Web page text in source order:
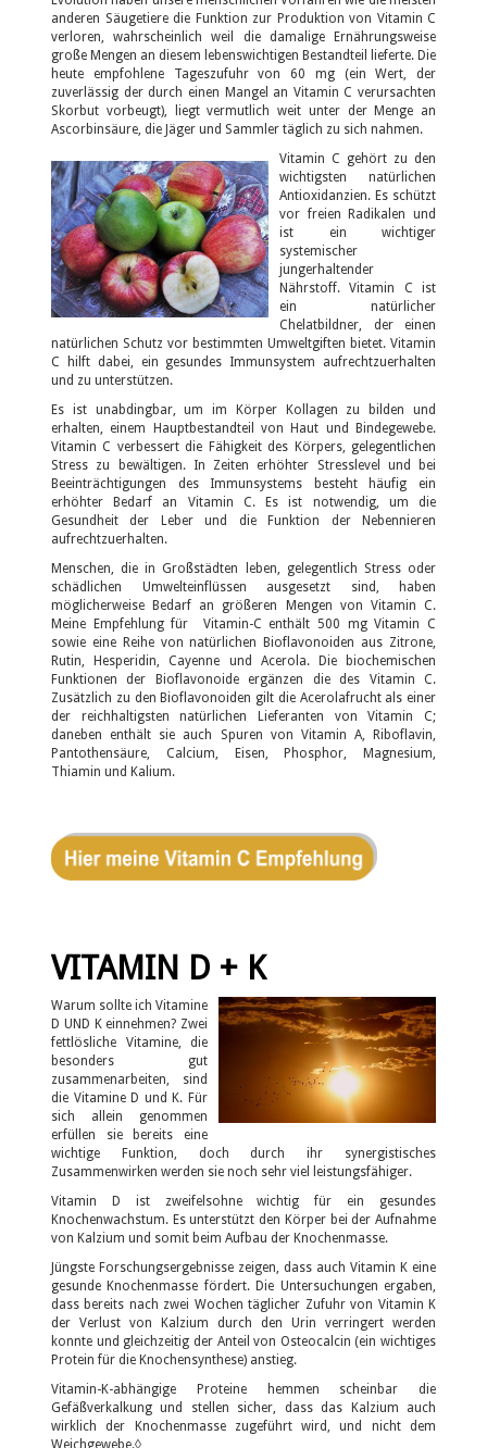
anderen Säugetiere die Funktion zur Produktion von Vitamin C
verloren, wahrscheinlich weil die damalige Ernährungsweise
große Mengen an diesem lebenswichtigen Bestandteil lieferte. Die
heute empfohlene Tageszufuhr von 60 mg (ein Wert, der
zuverlässig der durch einen Mangel an Vitamin C verursachten
Skorbut vorbeugt), liegt vermutlich weit unter der Menge an
Ascorbinsäure, die Jäger und Sammler täglich zu sich nahmen.
Vitamin C gehört zu den
wichtigsten natürlichen
Antioxidanzien. Es schützt
vor freien Radikalen und
ist ein wichtiger
systemischer
jungerhaltender
Nährstoff. Vitamin C ist
ein natürlicher
Chelatbildner, der einen
natürlichen Schutz vor bestimmten Umweltgiften bietet. Vitamin
C hilft dabei, ein gesundes Immunsystem aufrechtzuerhalten
und zu unterstützen.
Es ist unabdingbar, um im Körper Kollagen zu bilden und
erhalten, einem Hauptbestandteil von Haut und Bindegewebe.
Vitamin C verbessert die Fähigkeit des Körpers, gelegentlichen
Stress zu bewältigen. In Zeiten erhöhter Stresslevel und bei
Beeinträchtigungen des Immunsystems besteht häufig ein
erhöhter Bedarf an Vitamin C. Es ist notwendig, um die
Gesundheit der Leber und die Funktion der Nebennieren
aufrechtzuerhalten.
Menschen, die in Großstädten leben, gelegentlich Stress oder
schädlichen Umwelteinflüssen ausgesetzt sind, haben
möglicherweise Bedarf an größeren Mengen von Vitamin C.
Meine Empfehlung für Vitamin-C enthält 500 mg Vitamin C
sowie eine Reihe von natürlichen Bioflavonoiden aus Zitrone,
Rutin, Hesperidin, Cayenne und Acerola. Die biochemischen
Funktionen der Bioflavonoide ergänzen die des Vitamin C.
Zusätzlich zu den Bioflavonoiden gilt die Acerolafrucht als einer
der reichhaltigsten natürlichen Lieferanten von Vitamin C;
daneben enthält sie auch Spuren von Vitamin A, Riboflavin,
Pantothensäure, Calcium, Eisen, Phosphor, Magnesium,
Thiamin und Kalium.
VITAMIN D + K
Warum sollte ich Vitamine
D UND K einnehmen? Zwei
fettlösliche Vitamine, die
besonders gut
zusammenarbeiten, sind
die Vitamine D und K. Für
sich allein genommen
erfüllen sie bereits eine
wichtige Funktion, doch durch ihr synergistisches
Zusammenwirken werden sie noch sehr viel leistungsfähiger.
Vitamin D ist zweifelsohne wichtig für ein gesundes
Knochenwachstum. Es unterstützt den Körper bei der Aufnahme
von Kalzium und somit beim Aufbau der Knochenmasse.
Jüngste Forschungsergebnisse zeigen, dass auch Vitamin K eine
gesunde Knochenmasse fördert. Die Untersuchungen ergaben,
dass bereits nach zwei Wochen täglicher Zufuhr von Vitamin K
der Verlust von Kalzium durch den Urin verringert werden
konnte und gleichzeitig der Anteil von Osteocalcin (ein wichtiges
Protein für die Knochensynthese) anstieg.
Vitamin-K-abhängige Proteine hemmen scheinbar die
Gefäßverkalkung und stellen sicher, dass das Kalzium auch
wirklich der Knochenmasse zugeführt wird, und nicht dem
Weichgewebe.◊